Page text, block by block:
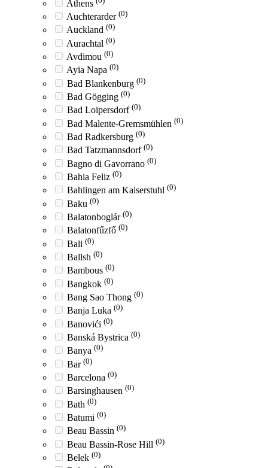
Athens
Auchterarder (0)
Auckland (0)
Aurachtal (0)
Avdimou (0)
Ayia Napa (0)
Bad Blankenburg (0)
Bad Gögging (0)
Bad Loipersdorf (0)
Bad Malente-Gremsmühlen (0)
Bad Radkersburg (0)
Bad Tatzmannsdorf (0)
Bagno di Gavorrano (0)
Bahia Feliz (0)
Bahlingen am Kaiserstuhl (0)
Baku (0)
Balatonboglár (0)
Balatonfűzfő (0)
Bali (0)
Ballsh (0)
Bambous (0)
Bangkok (0)
Bang Sao Thong (0)
Banja Luka (0)
Banovići (0)
Banská Bystrica (0)
Banya (0)
Bar (0)
Barcelona (0)
Barsinghausen (0)
Bath (0)
Batumi (0)
Beau Bassin (0)
Beau Bassin-Rose Hill (0)
Belek (0)